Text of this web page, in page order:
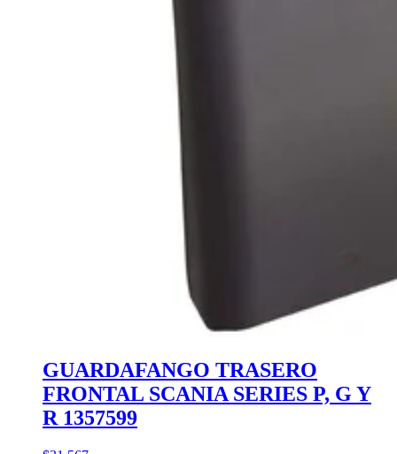
GUARDAFANGO TRASERO
FRONTAL SCANIA SERIES P, G Y
R 1357599